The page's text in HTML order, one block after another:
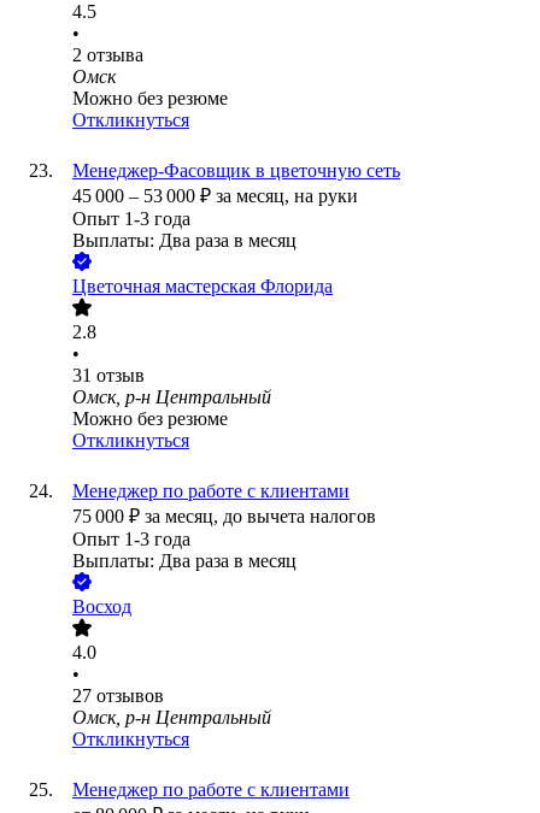
4.5
•
2 отзыва
Омск
Можно без резюме
Откликнуться
Менеджер-Фасовщик в цветочную сеть
45 000 – 53 000 ₽ за месяц, на руки
Опыт 1-3 года
Выплаты: Два раза в месяц
Цветочная мастерская Флорида
2.8
•
31 отзыв
Омск, р-н Центральный
Можно без резюме
Откликнуться
Менеджер по работе с клиентами
75 000 ₽ за месяц, до вычета налогов
Опыт 1-3 года
Выплаты: Два раза в месяц
Восход
4.0
•
27 отзывов
Омск, р-н Центральный
Откликнуться
Менеджер по работе с клиентами